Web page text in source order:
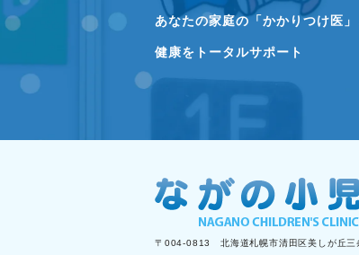
あなたの家庭の「かかりつけ医」
健康をトータルサポート
〒004-0813 北海道札幌市清田区美しが丘